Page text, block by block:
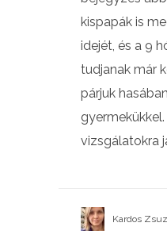
kispapák is
idejét, és a 9
tudjanak már
párjuk
gyermekükkel.
vizsgálatokra
Kardos